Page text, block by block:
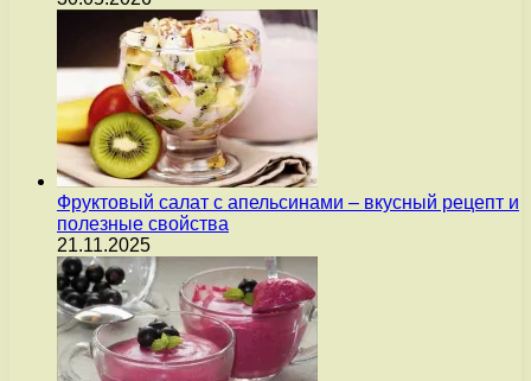
Фруктовый салат с апельсинами – вкусный рецепт и
полезные свойства
21.11.2025